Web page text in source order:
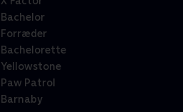
Bachelor
Forræder
Bachelorette
Yellowstone
Paw Patrol
Barnaby